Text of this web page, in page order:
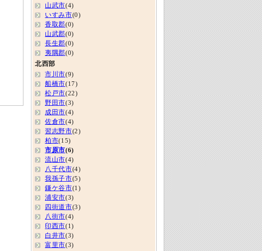
山武市(4)
いすみ市(0)
香取郡(0)
山武郡(0)
長生郡(0)
夷隅郡(0)
北西部
市川市(9)
船橋市(17)
松戸市(22)
野田市(3)
成田市(4)
佐倉市(4)
習志野市(2)
柏市(15)
市原市(6)
流山市(4)
八千代市(4)
我孫子市(5)
鎌ケ谷市(1)
浦安市(3)
四街道市(3)
八街市(4)
印西市(1)
白井市(3)
富里市(3)